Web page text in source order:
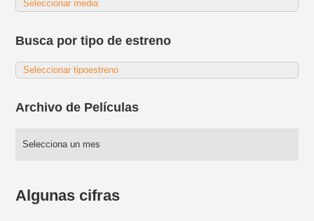
Busca por tipo de estreno
Archivo de Películas
Algunas cifras